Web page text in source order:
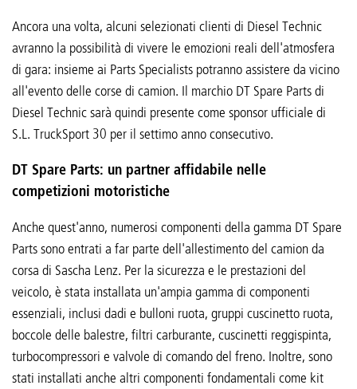
Ancora una volta, alcuni selezionati clienti di Diesel Technic
avranno la possibilità di vivere le emozioni reali dell'atmosfera
di gara: insieme ai Parts Specialists potranno assistere da vicino
all'evento delle corse di camion. Il marchio DT Spare Parts di
Diesel Technic sarà quindi presente come sponsor ufficiale di
S.L. TruckSport 30 per il settimo anno consecutivo.
DT Spare Parts: un partner affidabile nelle
competizioni motoristiche
Anche quest'anno, numerosi componenti della gamma DT Spare
Parts sono entrati a far parte dell'allestimento del camion da
corsa di Sascha Lenz. Per la sicurezza e le prestazioni del
veicolo, è stata installata un'ampia gamma di componenti
essenziali, inclusi dadi e bulloni ruota, gruppi cuscinetto ruota,
boccole delle balestre, filtri carburante, cuscinetti reggispinta,
turbocompressori e valvole di comando del freno. Inoltre, sono
stati installati anche altri componenti fondamentali come kit